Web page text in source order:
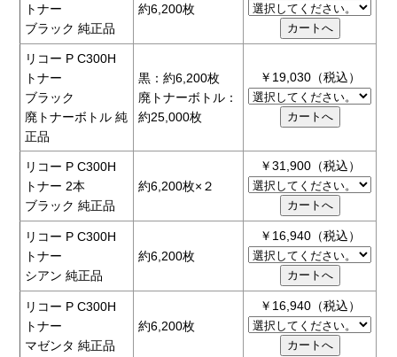
トナー
ブラック 純正品
約6,200枚
リコー P C300H
トナー
ブラック
廃トナーボトル 純
正品
黒：約6,200枚
廃トナーボトル：
約25,000枚
￥19,030（税込）
リコー P C300H
トナー 2本
ブラック 純正品
約6,200枚×２
￥31,900（税込）
リコー P C300H
トナー
シアン 純正品
約6,200枚
￥16,940（税込）
リコー P C300H
トナー
マゼンタ 純正品
約6,200枚
￥16,940（税込）